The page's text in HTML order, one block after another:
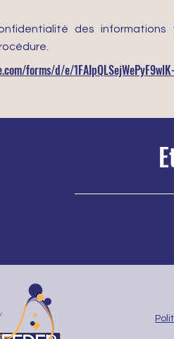
des
forms/d/e/